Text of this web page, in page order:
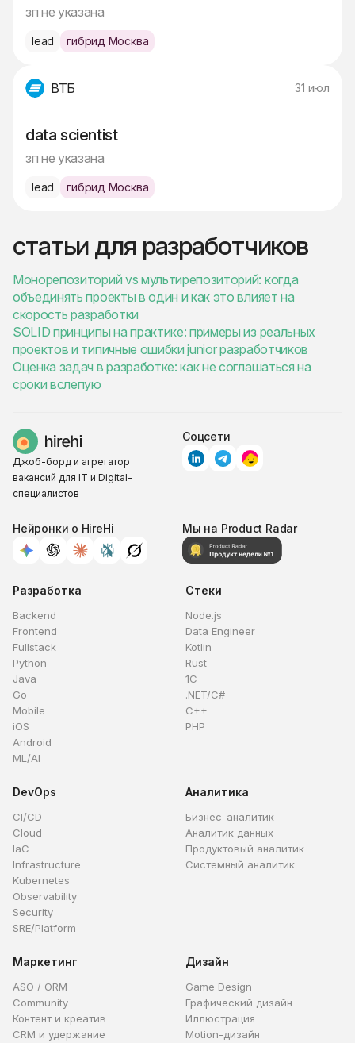
зп не указана
lead гибрид Москва
ВТБ 31 июл
data scientist
зп не указана
lead гибрид Москва
статьи для разработчиков
Монорепозиторий vs мультирепозиторий: когда
объединять проекты в один и как это влияет на
скорость разработки
SOLID принципы на практике: примеры из реальных
проектов и типичные ошибки junior разработчиков
Оценка задач в разработке: как не соглашаться на
сроки вслепую
Джоб-борд и агрегатор
вакансий для IT и Digital-
специалистов
Соцсети
Нейронки о HireHi Мы на Product Radar
Разработка
Backend
Frontend
Fullstack
Python
Java
Go
Mobile
iOS
Android
ML/AI
Стеки
Node.js
Data Engineer
Kotlin
Rust
1C
.NET/C#
C++
PHP
DevOps
CI/CD
Cloud
IaC
Infrastructure
Kubernetes
Observability
Security
SRE/Platform
Аналитика
Бизнес-аналитик
Аналитик данных
Продуктовый аналитик
Системный аналитик
Маркетинг
ASO / ORM
Community
Контент и креатив
CRM и удержание
Дизайн
Game Design
Графический дизайн
Иллюстрация
Motion-дизайн